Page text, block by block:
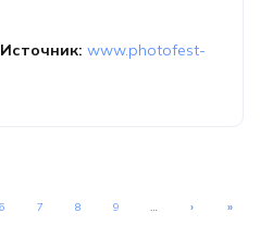
Источник: www.photofest-
6 7 8 9 › »